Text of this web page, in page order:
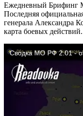
Ежедневный Брифинг
Последняя
генерала Александра
карта боевых действий.